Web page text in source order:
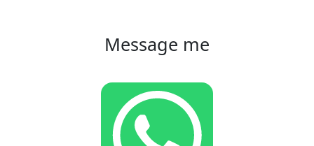
Message me